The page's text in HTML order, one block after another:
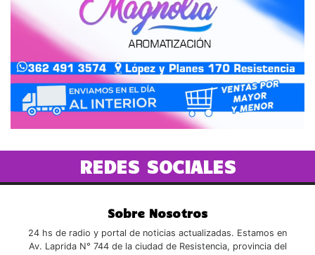
REDES SOCIALES
Sobre Nosotros
24 hs de radio y portal de noticias actualizadas. Estamos en
Av. Laprida N° 744 de la ciudad de Resistencia, provincia del